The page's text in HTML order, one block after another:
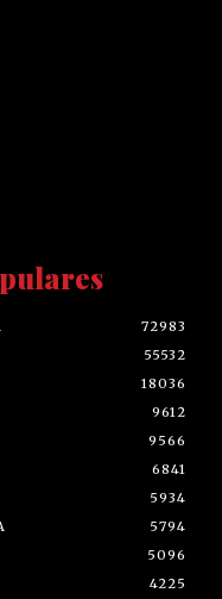
72983
55532
18036
9612
9566
6841
5934
5794
5096
4225